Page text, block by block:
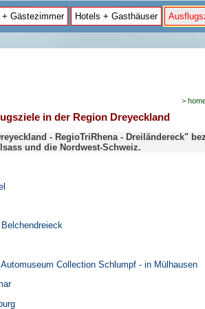
+ Gästezimmer Hotels + Gasthäuser
>
in der Region Dreyeckland
- RegioTriRhena - Dreiländereck"
und die Nordwest-Schweiz.
Belchendreieck
Automuseum Collection Schlumpf - in Mülhausen